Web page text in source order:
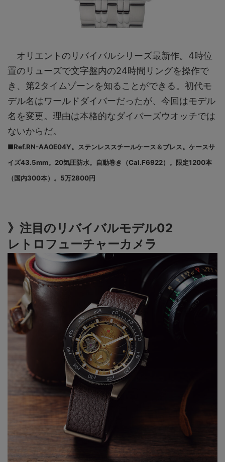
オリエントのリバイバルシリーズ最新作。4時位
置のリューズで文字盤内の24時間リングを操作で
き、第2タイムゾーンを知ることができる。初代モ
デル名はワールドダイバーだったが、今回はモデル
名を変更。理由は本格的なダイバーズウオッチでは
ないからだ。
■Ref.RN-AA0E04Y。ステンレススチールケース＆ブレス。ケースサ
イズ43.5mm。20気圧防水。自動巻き（Cal.F6922）。限定1200本
（国内300本）。5万2800円
》注目のリバイバルモデル02
レトロフューチャーカメラ